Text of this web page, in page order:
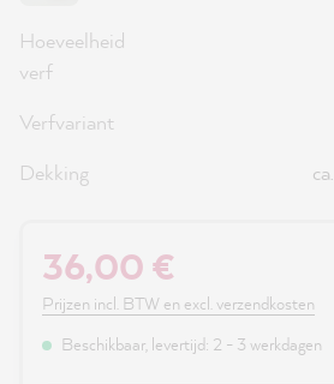
Hoeveelheid
verf
Verfvariant
Dekking
ca.
36,00 €
Prijzen incl. BTW en excl. verzendkosten
Beschikbaar, levertijd: 2 - 3 werkdagen